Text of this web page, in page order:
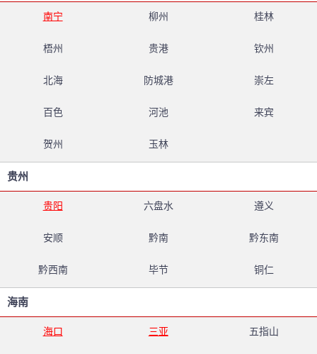
南宁 柳州 桂林
梧州 贵港 钦州
北海 防城港 崇左
百色 河池 来宾
贺州 玉林
贵州
贵阳 六盘水 遵义
安顺 黔南 黔东南
黔西南 毕节 铜仁
海南
海口 三亚 五指山